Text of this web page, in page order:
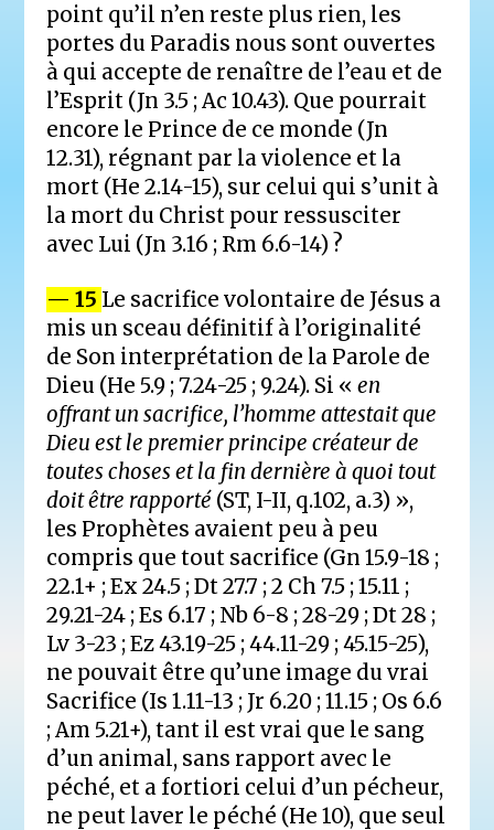
point qu’il n’en reste plus rien, les
portes du Paradis nous sont ouvertes
à qui accepte de renaître de l’eau et de
l’Esprit (Jn 3.5 ; Ac 10.43). Que pourrait
encore le Prince de ce monde (Jn
12.31), régnant par la violence et la
mort (He 2.14-15), sur celui qui s’unit à
la mort du Christ pour ressusciter
avec Lui (Jn 3.16 ; Rm 6.6-14) ?
— 15 Le sacrifice volontaire de Jésus a
mis un sceau définitif à l’originalité
de Son interprétation de la Parole de
Dieu (He 5.9 ; 7.24-25 ; 9.24). Si «en
offrant un sacrifice, l’homme attestait que
Dieu est le premier principe créateur de
toutes choses et la fin dernière à quoi tout
doit être rapporté (ST, I-II, q.102, a.3) »,
les Prophètes avaient peu à peu
compris que tout sacrifice (Gn 15.9-18 ;
22.1+ ; Ex 24.5 ; Dt 27.7 ; 2 Ch 7.5 ; 15.11 ;
29.21-24 ; Es 6.17 ; Nb 6-8 ; 28-29 ; Dt 28 ;
Lv 3-23 ; Ez 43.19-25 ; 44.11-29 ; 45.15-25),
ne pouvait être qu’une image du vrai
Sacrifice (Is 1.11-13 ; Jr 6.20 ; 11.15 ; Os 6.6
; Am 5.21+), tant il est vrai que le sang
d’un animal, sans rapport avec le
péché, et a fortiori celui d’un pécheur,
ne peut laver le péché (He 10), que seul